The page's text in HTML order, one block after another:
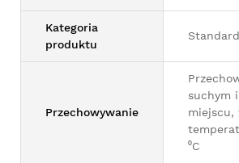
Kategoria
produktu
Standard
Przechowywanie
suchym
miejscu,
⁰C